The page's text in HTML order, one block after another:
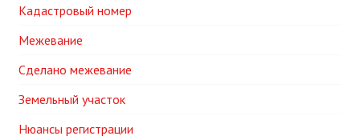
Кадастровый номер
Межевание
Сделано межевание
Земельный участок
Нюансы регистрации